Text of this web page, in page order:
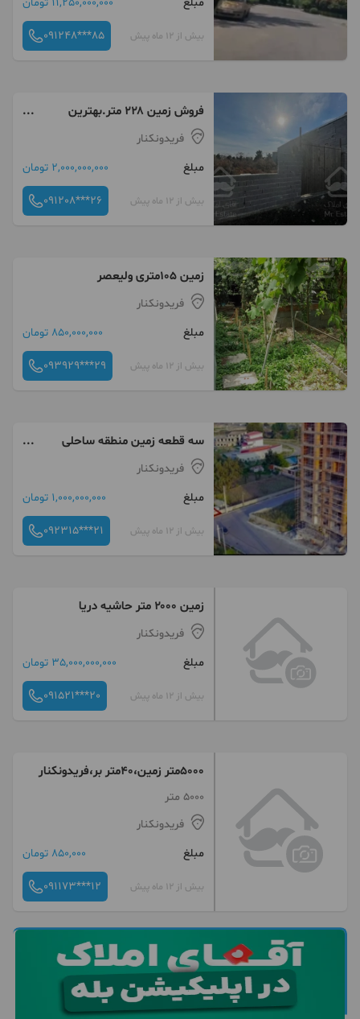
مبلغ
11,250,000,000 تومان
بیش از 12 ماه پیش 091248***85
فروش زمین ۲۲۸ متر.بهترین
منطقه فریدون کنار
فریدونکنار
مبلغ
2,000,000,000 تومان
بیش از 12 ماه پیش 091208***26
زمین ۱۰۵متری ولیعصر
فریدونکنار
مبلغ
850,000,000 تومان
بیش از 12 ماه پیش 093929***29
سه قطعه زمین منطقه ساحلی
فریدونکنار
فریدونکنار
مبلغ
1,000,000,000 تومان
بیش از 12 ماه پیش 092315***21
زمین ۲۰۰۰ متر حاشیه دریا
فریدونکنار
مبلغ
35,000,000,000 تومان
بیش از 12 ماه پیش 091521***20
5000متر زمین،40متر بر،فریدونکنار
5000 متر
فریدونکنار
مبلغ
850,000 تومان
بیش از 12 ماه پیش 091173***12